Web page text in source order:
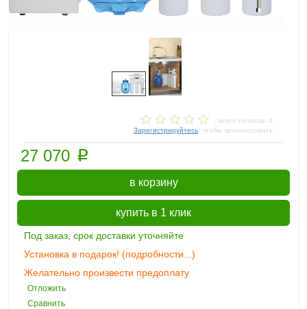
- всего голосов: 0
Зарегистрируйтесь, чтобы проголосовать
27 070 p
в корзину
купить в 1 клик
Под заказ, срок доставки уточняйте
Установка в подарок! (подробности...)
Желательно произвести предоплату
Отложить
Сравнить